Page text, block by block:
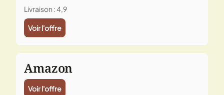
Livraison : 4,9
Voir l'offre
Amazon
Voir l'offre